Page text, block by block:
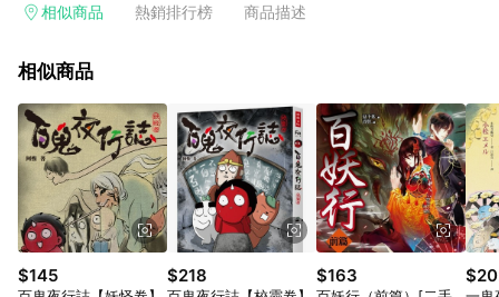
電玩/遊戲/相機/單眼/鏡頭/拍立得 [2024/6/1起適用] -內接硬
的購回饋活動享Yahoo超贈點回饋者 - 購物中心商店之商品：商
3. 訂單回饋金額將扣除運費/購物金/超贈點/福利金/紅利折抵/折
價券等虛擬貨幣折抵 4. 大宗採購或批發轉賣不具回饋資格： 如
有相關事證認定您為大宗採購、批發轉賣而非最終消費使用者，
相關認定以Yahoo購物中心之認定為準
相似商品 熱銷排行榜 商品描述
相似商品
$145 $218 $163